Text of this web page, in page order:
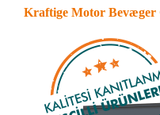
Kraftige Motor Bevæger